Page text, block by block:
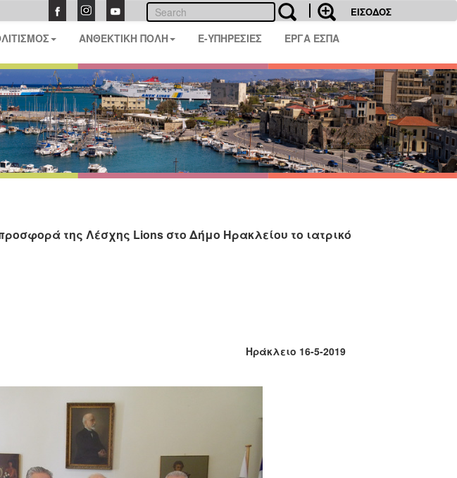
ΕΙΣΟΔΟΣ
ΑΝΘΕΚΤΙΚΗ ΠΟΛΗ E-ΥΠΗΡΕΣΙΕΣ ΕΡΓΑ ΕΣΠΑ
της Λέσχης Lions στο Δήμο Ηρακλείου το ιατρικό
ΚΡΗΤΗΣ
Ηράκλειο 16-5-2019